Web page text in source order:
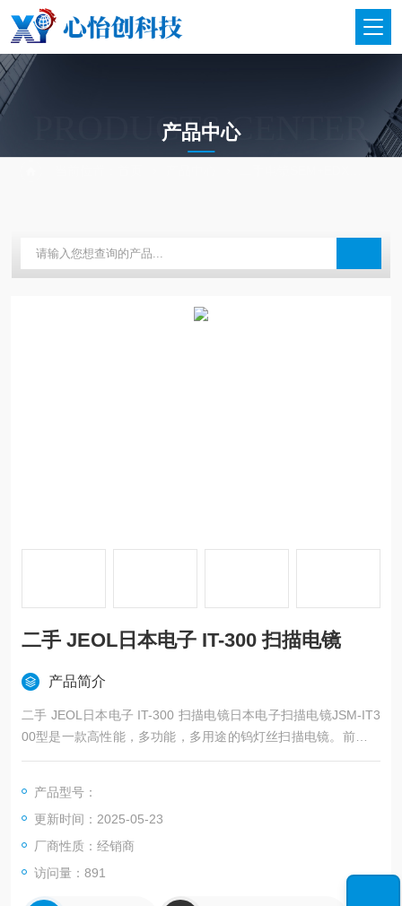
PRODUCTS CENTER
产品中心
二手 JEOL日本电子 IT-300 扫描电镜
产品简介
二手 JEOL日本电子 IT-300 扫描电镜日本电子扫描电镜JSM-IT3
00型是一款高性能，多功能，多用途的钨灯丝扫描电镜。前卫性
外观设计还特别吸引眼球。操作改为触摸屏控制，极为简化，操
产品型号：
更新时间：2025-05-23
厂商性质：经销商
访问量：891